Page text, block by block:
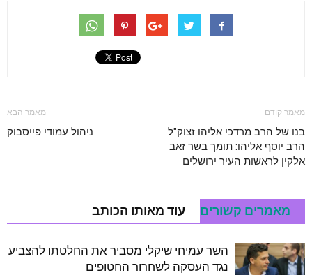
מאמר קודם
בנו של הרב מרדכי אליהו זצוק"ל
הרב יוסף אליהו: תומך בשר זאב
אלקין לראשות העיר ירושלים
מאמר הבא
ניהול עמודי פייסבוק
מאמרים קשורים עוד מאותו הכותב
השר עמיחי שיקלי מסביר את החלטתו להצביע
נגד העסקה לשחרור החטופים